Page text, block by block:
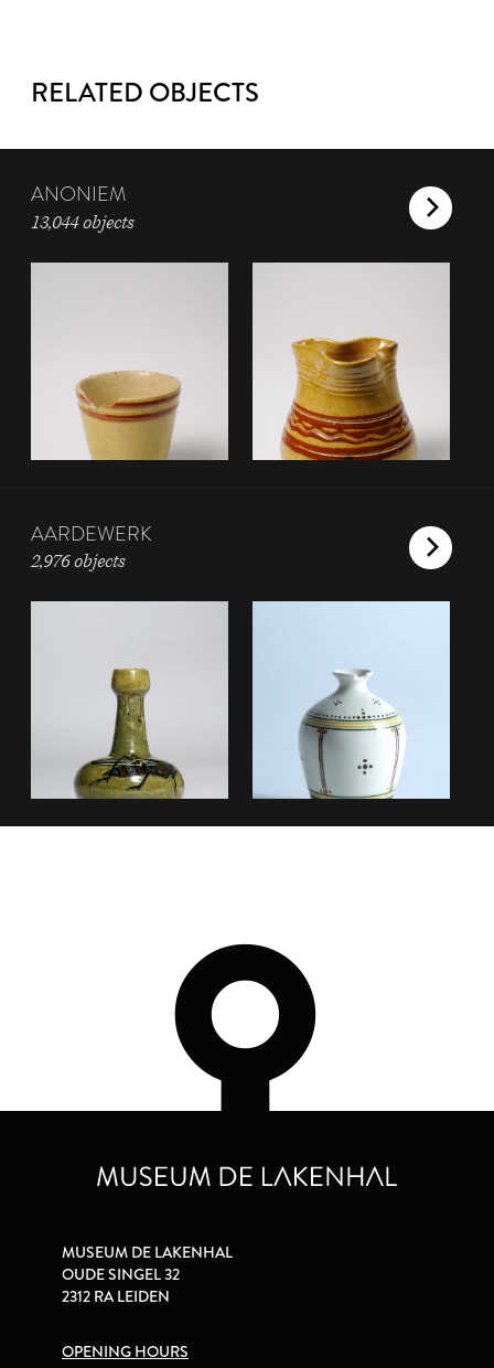
RELATED OBJECTS
ANONIEM
13,044 objects
AARDEWERK
2,976 objects
MUSEUM DE LAKENHAL
OUDE SINGEL 32
2312 RA LEIDEN
OPENING HOURS